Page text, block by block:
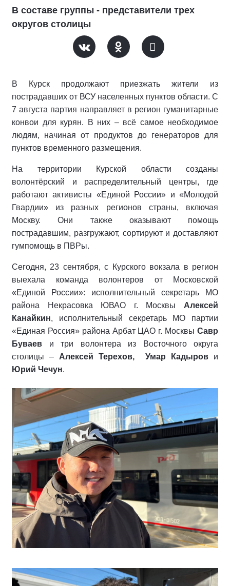
В составе группы - представители трех
округов столицы
В Курск продолжают приезжать жители из
пострадавших от ВСУ населенных пунктов области. С
7 августа партия направляет в регион гуманитарные
конвои для курян. В них – всё самое необходимое
людям, начиная от продуктов до генераторов для
пунктов временного размещения.
На территории Курской области созданы
волонтёрский и распределительный центры, где
работают активисты «Единой России» и «Молодой
Гвардии» из разных регионов страны, включая
Москву. Они также оказывают помощь
пострадавшим, разгружают, сортируют и доставляют
гумпомощь в ПВРы.
Сегодня, 23 сентября, с Курского вокзала в регион
выехала команда волонтеров от Московской
«Единой России»: исполнительный секретарь МО
района Некрасовка ЮВАО г. Москвы Алексей
Канайкин, исполнительный секретарь МО партии
«Единая Россия» района Арбат ЦАО г. Москвы Савр
Буваев и три волонтера из Восточного округа
столицы – Алексей Терехов, Умар Кадыров и
Юрий Чечун.